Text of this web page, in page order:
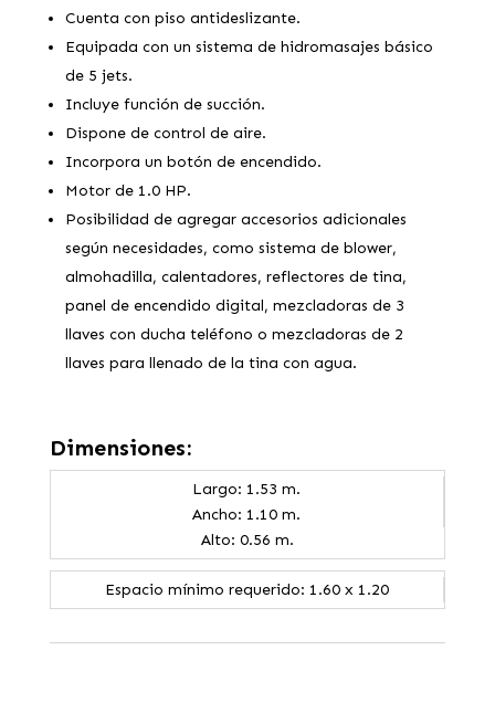
Cuenta con piso antideslizante.
Equipada con un sistema de hidromasajes básico
de 5 jets.
Incluye función de succión.
Dispone de control de aire.
Incorpora un botón de encendido.
Motor de 1.0 HP.
Posibilidad de agregar accesorios adicionales
según necesidades, como sistema de blower,
almohadilla, calentadores, reflectores de tina,
panel de encendido digital, mezcladoras de 3
llaves con ducha teléfono o mezcladoras de 2
llaves para llenado de la tina con agua.
Dimensiones:
Largo: 1.53 m.
Ancho: 1.10 m.
Alto: 0.56 m.
Espacio mínimo requerido: 1.60 x 1.20